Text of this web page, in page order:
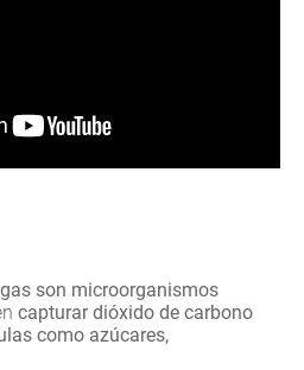
son microorganismos
capturar dióxido de carbono
como azúcares,